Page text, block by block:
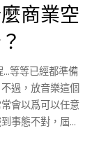
商業空
等等已經都準備
過，放音樂這個
會以爲可以任意
事態不對，屆時